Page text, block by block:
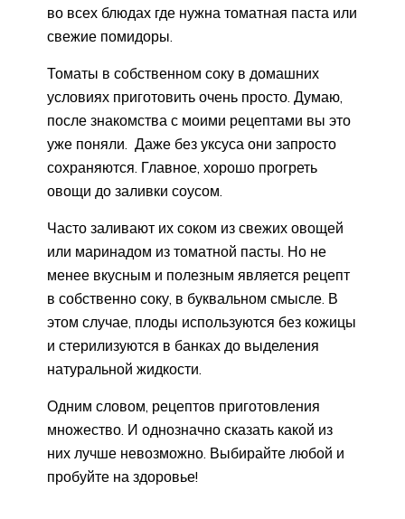
во всех блюдах где нужна томатная паста или
свежие помидоры.
Томаты в собственном соку в домашних
условиях приготовить очень просто. Думаю,
после знакомства с моими рецептами вы это
уже поняли. Даже без уксуса они запросто
сохраняются. Главное, хорошо прогреть
овощи до заливки соусом.
Часто заливают их соком из свежих овощей
или маринадом из томатной пасты. Но не
менее вкусным и полезным является рецепт
в собственно соку, в буквальном смысле. В
этом случае, плоды используются без кожицы
и стерилизуются в банках до выделения
натуральной жидкости.
Одним словом, рецептов приготовления
множество. И однозначно сказать какой из
них лучше невозможно. Выбирайте любой и
пробуйте на здоровье!